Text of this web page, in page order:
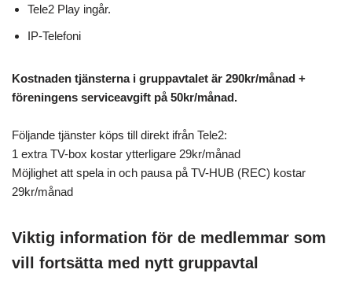
Tele2 Play ingår.
IP-Telefoni
Kostnaden tjänsterna i gruppavtalet är 290kr/månad +
föreningens serviceavgift på 50kr/månad.
Följande tjänster köps till direkt ifrån Tele2:
1 extra TV-box kostar ytterligare 29kr/månad
Möjlighet att spela in och pausa på TV-HUB (REC) kostar
29kr/månad
Viktig information för de medlemmar som
vill fortsätta med nytt gruppavtal